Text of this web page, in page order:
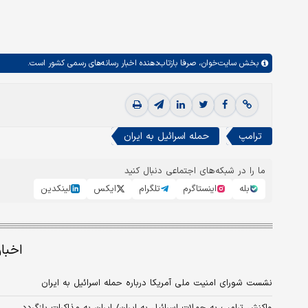
بخش سایت‌خوان، صرفا بازتاب‌دهنده اخبار رسانه‌های رسمی کشور است.
ترامپ حمله اسرائیل به ایران
ما را در شبکه‌های اجتماعی دنبال کنید
بله
اینستاگرم تلگرام ایکس لینکدین
نشست شورای امنیت ملی آمریکا درباره حمله اسرائیل به ایران